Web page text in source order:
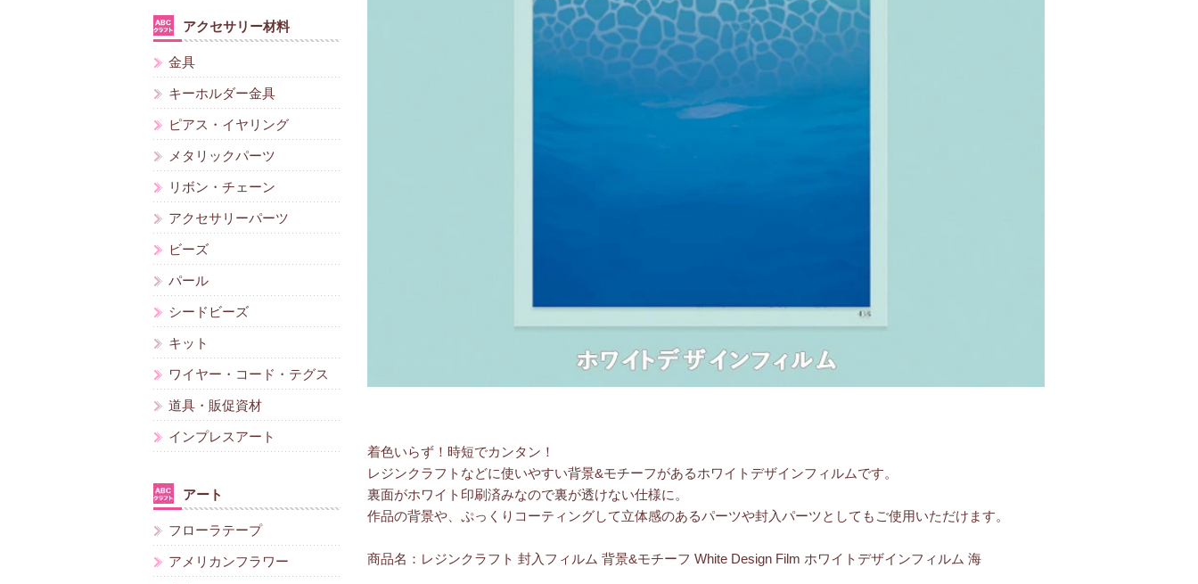
着色いらず！時短でカンタン！
レジンクラフトなどに使いやすい背景&モチーフがあるホワイトデザインフィルムです。
裏面がホワイト印刷済みなので裏が透けない仕様に。
作品の背景や、ぷっくりコーティングして立体感のあるパーツや封入パーツとしてもご使用いただけます。
商品名：レジンクラフト 封入フィルム 背景&モチーフ White Design Film ホワイトデザインフィルム 海
アクセサリー材料
金具
キーホルダー金具
ピアス・イヤリング
メタリックパーツ
リボン・チェーン
アクセサリーパーツ
ビーズ
パール
シードビーズ
キット
ワイヤー・コード・テグス
道具・販促資材
インプレスアート
アート
フローラテープ
アメリカンフラワー